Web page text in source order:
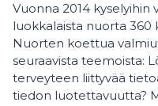
Vuonna 2014 kyselyihin
luokkalaista nuorta 360
Nuorten koettua
seuraavista teemoista:
terveyteen liittyvää
tiedon luotettavuutta?